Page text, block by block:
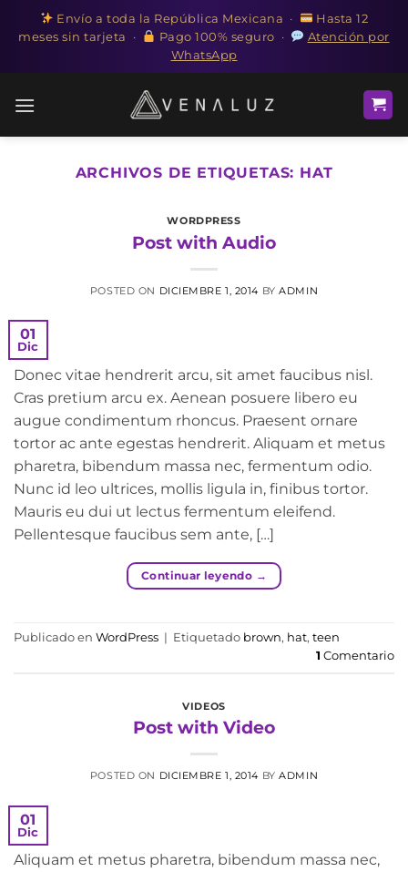
Envío a toda la República Mexicana ·
Hasta 12
meses sin tarjeta ·
Pago 100% seguro ·
Atención por
WhatsApp
ARCHIVOS DE ETIQUETAS: HAT
WORDPRESS
Post with Audio
POSTED ON DICIEMBRE 1, 2014 BYADMIN
01
Dic
Donec vitae hendrerit arcu, sit amet faucibus nisl.
Cras pretium arcu ex. Aenean posuere libero eu
augue condimentum rhoncus. Praesent ornare
tortor ac ante egestas hendrerit. Aliquam et metus
pharetra, bibendum massa nec, fermentum odio.
Nunc id leo ultrices, mollis ligula in, finibus tortor.
Mauris eu dui ut lectus fermentum eleifend.
Pellentesque faucibus sem ante, […]
Continuar leyendo →
Publicado en WordPress | Etiquetado brown, hat, teen
1 Comentario
VIDEOS
Post with Video
POSTED ON DICIEMBRE 1, 2014 BYADMIN
01
Dic
Aliquam et metus pharetra, bibendum massa nec,